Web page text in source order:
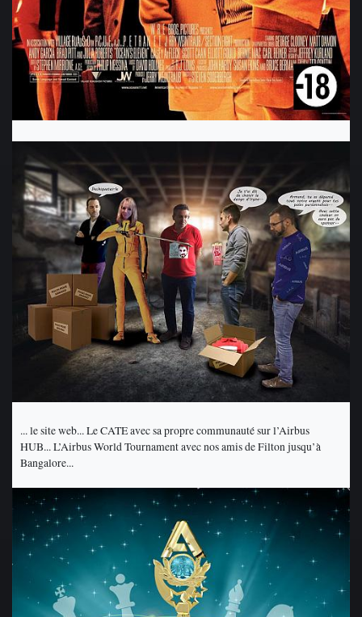
... le site web... Le CATE avec sa propre communauté sur l’Airbus
HUB... L’Airbus World Tournament avec nos amis de Filton jusqu’à
Bangalore...